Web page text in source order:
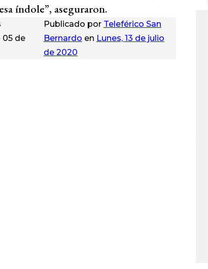
índole”, aseguraron.
de
Publicado por Teleférico San
Bernardo en Lunes, 13 de julio
de 2020